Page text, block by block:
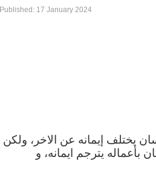
Published: 17 January 2024
يختلف إيمانه عن الاخر، ولكن
بأعماله يترجم ايمانه، و